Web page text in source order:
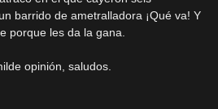
barrido de ametralladora ¡Qué va! Y
porque les da la gana.
opinión, saludos.